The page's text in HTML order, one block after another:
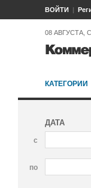
ВОЙТИ
08 АВГУСТА,
КАТЕГОРИИ
ДАТА
с
по